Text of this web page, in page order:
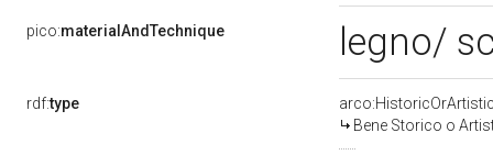
pico:materialAndTechnique legno/
rdf:type
Bene Storico o